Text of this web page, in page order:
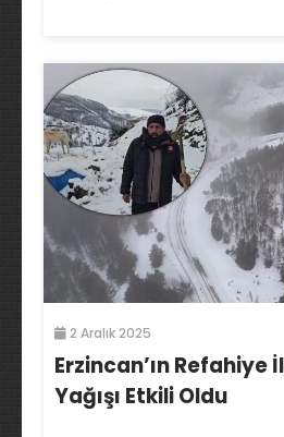
2 Aralık 2025
Erzincan’ın Refahiye
Yağışı Etkili Oldu